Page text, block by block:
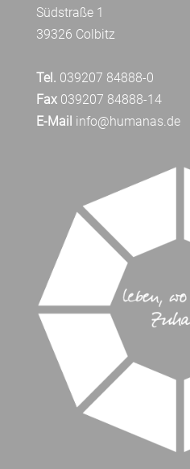
Südstraße 1
39326 Colbitz
Tel. 039207 84888-0
Fax039207 84888-14
E-Mail info@humanas.de